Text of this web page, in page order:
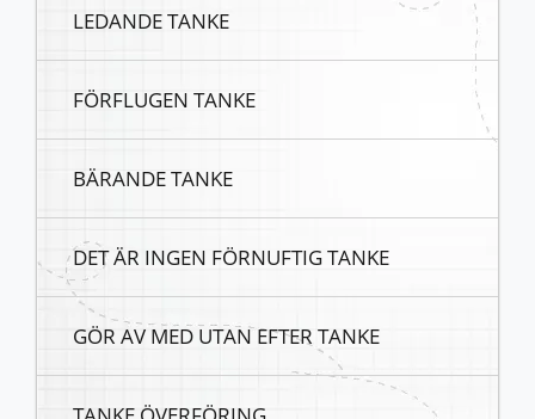
LEDANDE TANKE
FÖRFLUGEN TANKE
BÄRANDE TANKE
DET ÄR INGEN FÖRNUFTIG TANKE
GÖR AV MED UTAN EFTER TANKE